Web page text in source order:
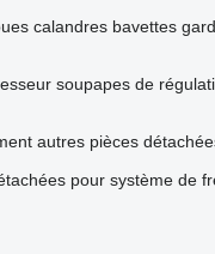
calandres bavettes
soupapes de
autres pièces
pour système de